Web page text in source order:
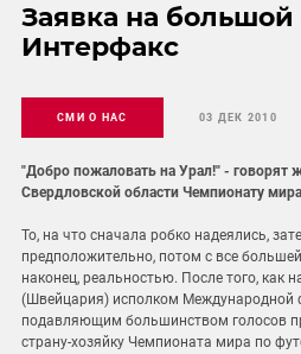
Заявка на
Интерфакс
СМИ О НАС 03 ДЕК 2010
"Добро пожаловать на Урал!" - говорят
Свердловской области Чемпионату
То, на что сначала робко надеялись,
предположительно, потом с все
наконец, реальностью. После того, как
(Швейцария) исполком
подавляющим большинством голосов
страну-хозяйку Чемпионата мира по